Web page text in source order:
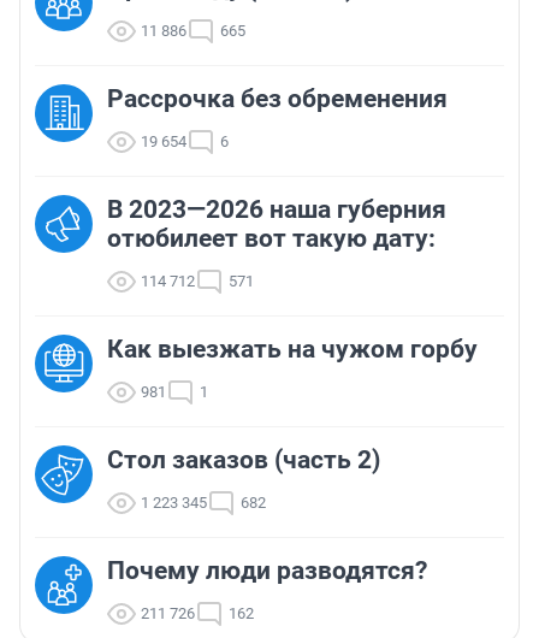
11 886 665
Рассрочка без обременения
19 654 6
В 2023—2026 наша губерния
отюбилеет вот такую дату:
114 712 571
Как выезжать на чужом горбу
981 1
Стол заказов (часть 2)
1 223 345 682
Почему люди разводятся?
211 726 162